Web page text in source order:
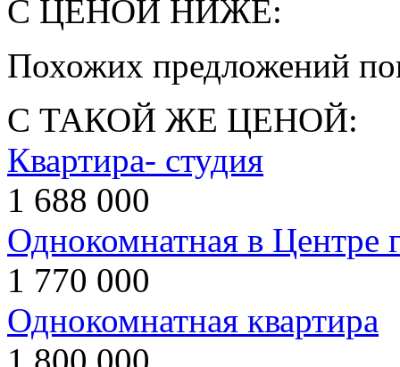
С ЦЕНОЙ НИЖЕ:
Похожих предложений
С ТАКОЙ ЖЕ ЦЕНОЙ:
Квартира- студия
1 688 000
Однокомнатная в Центре
1 770 000
Однокомнатная квартира